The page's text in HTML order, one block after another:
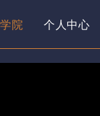
学院 个人中心